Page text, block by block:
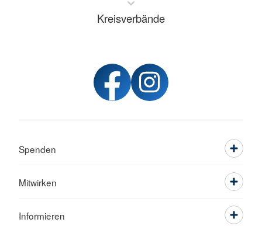
Kreisverbände
Spenden
Mitwirken
Informieren